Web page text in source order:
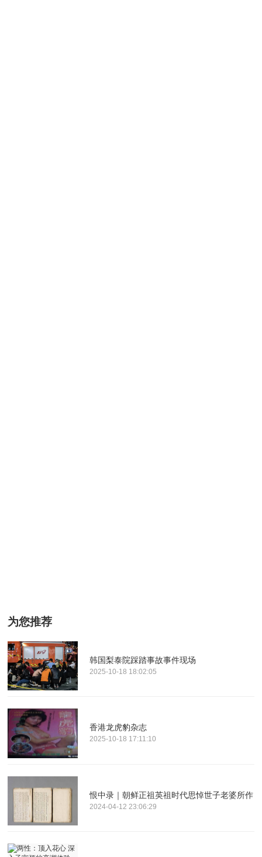
为您推荐
韩国梨泰院踩踏事故事件现场
2025-10-18 18:02:05
香港龙虎豹杂志
2025-10-18 17:11:10
恨中录｜朝鲜正祖英祖时代思悼世子老婆所作
2024-04-12 23:06:29